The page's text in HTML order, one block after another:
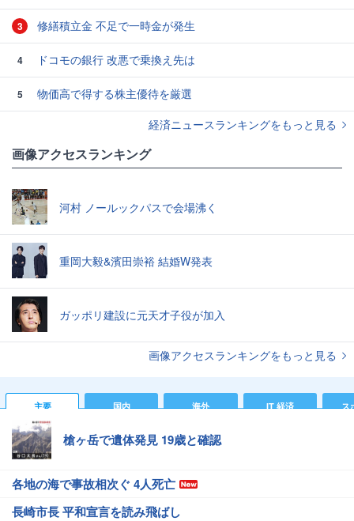
3 修繕積立金 不足で一時金が発生
4 ドコモの銀行 改悪で乗換え先は
5
物価高で得する株主優待を厳選
経済ニュースランキングをもっと見る
画像アクセスランキング
河村 ノールックパスで会場沸く
重岡大毅&濱田崇裕 結婚W発表
ガッポリ建設に元天才子役が加入
画像アクセスランキングをもっと見る
主要 国内 海外 IT 経済 ス
槍ヶ岳で遺体発見 19歳と確認
各地の海で事故相次ぐ 4人死亡
長崎市長 平和宣言を読み飛ばし